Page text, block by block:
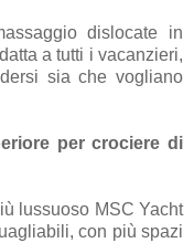
dislocate in
a tutti i vacanzieri,
sia che vogliano
per crociere di
lussuoso MSC Yacht
con più spazi